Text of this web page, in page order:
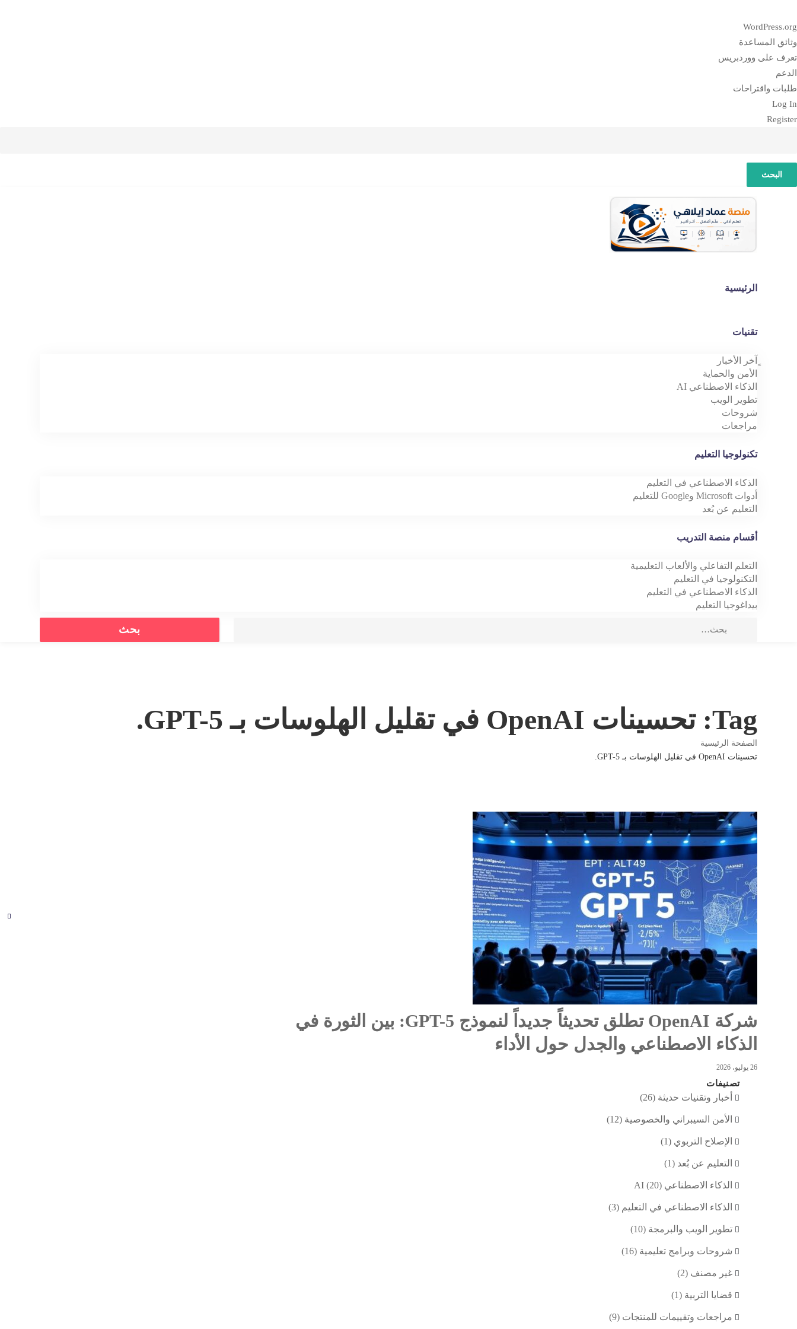
نبذة
عن
ووردبريس
WordPress.org
وثائق المساعدة
تعرف على ووردبريس
الدعم
طلبات واقتراحات
Log In
Register
البحث
الرئيسية
تقنيات
ٍآخر الأخبار
الأمن والحماية
الذكاء الاصطناعي AI
تطوير الويب
شروحات
مراجعات
تكنولوجيا التعليم
الذكاء الاصطناعي في التعليم
أدوات Microsoft وGoogle للتعليم
التعليم عن بُعد
أقسام منصة التدريب
التعلم التفاعلي والألعاب التعليمية
التكنولوجيا في التعليم
الذكاء الاصطناعي في التعليم
بيداغوجيا التعليم
بحث
Tag: تحسينات OpenAI في تقليل الهلوسات بـ GPT-5.
الصفحة الرئيسية
تحسينات OpenAI في تقليل الهلوسات بـ GPT-5.
شركة OpenAI تطلق تحديثاً جديداً لنموذج GPT-5: بين الثورة في
الذكاء الاصطناعي والجدل حول الأداء
26 يوليو، 2026
تصنيفات
أخبار وتقنيات حديثة (26)
الأمن السيبراني والخصوصية (12)
الإصلاح التربوي (1)
التعليم عن بُعد (1)
الذكاء الاصطناعي AI (20)
الذكاء الاصطناعي في التعليم (3)
تطوير الويب والبرمجة (10)
شروحات وبرامج تعليمية (16)
غير مصنف (2)
قضايا التربية (1)
مراجعات وتقييمات للمنتجات (9)